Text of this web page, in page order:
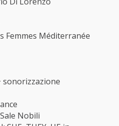
Femmes Méditerranée
sonorizzazione
Nobili